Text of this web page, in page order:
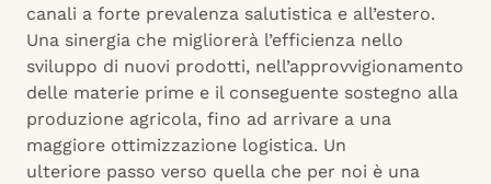
canali a forte prevalenza salutistica e all’estero.
Una sinergia che migliorerà l’efficienza nello
sviluppo di nuovi prodotti, nell’approvvigionamento
delle materie prime e il conseguente sostegno alla
produzione agricola, fino ad arrivare a una
maggiore ottimizzazione logistica. Un
ulteriore passo verso quella che per noi è una